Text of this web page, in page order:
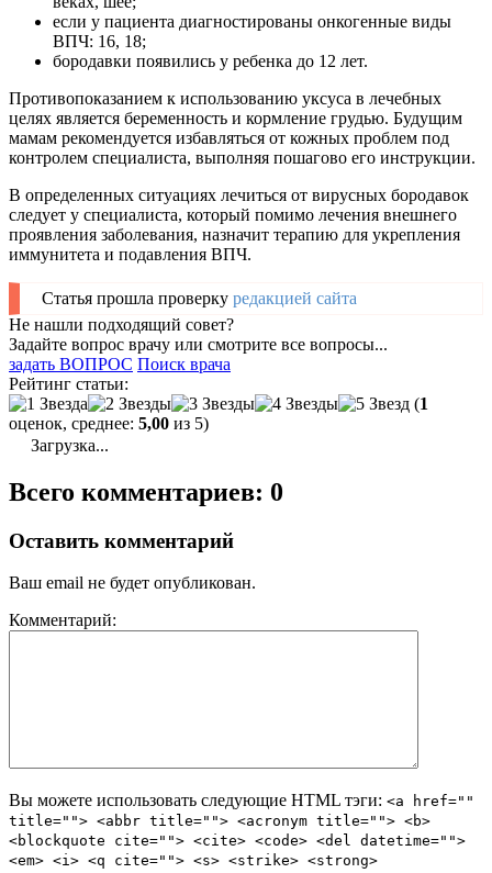
если у пациента диагностированы онкогенные виды
ВПЧ: 16, 18;
бородавки появились у ребенка до 12 лет.
Противопоказанием к использованию уксуса в лечебных
целях является беременность и кормление грудью. Будущим
мамам рекомендуется избавляться от кожных проблем под
контролем специалиста, выполняя пошагово его инструкции.
В определенных ситуациях лечиться от вирусных бородавок
следует у специалиста, который помимо лечения внешнего
проявления заболевания, назначит терапию для укрепления
иммунитета и подавления ВПЧ.
Статья прошла проверку редакцией сайта
Не нашли подходящий совет?
Задайте вопрос врачу или смотрите все вопросы...
задать ВОПРОС Поиск врача
Рейтинг статьи:
(1
оценок, среднее: 5,00 из 5)
Загрузка...
Всего комментариев: 0
Оставить комментарий
Ваш email не будет опубликован.
Комментарий:
Вы можете использовать следующие HTML тэги: <a href=""
title=""> <abbr title=""> <acronym title=""> <b>
<blockquote cite=""> <cite> <code> <del datetime="">
<em> <i> <q cite=""> <s> <strike> <strong>